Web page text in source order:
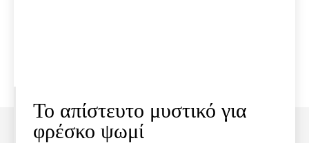
Το απίστευτο μυστικό για
φρέσκο ψωμί